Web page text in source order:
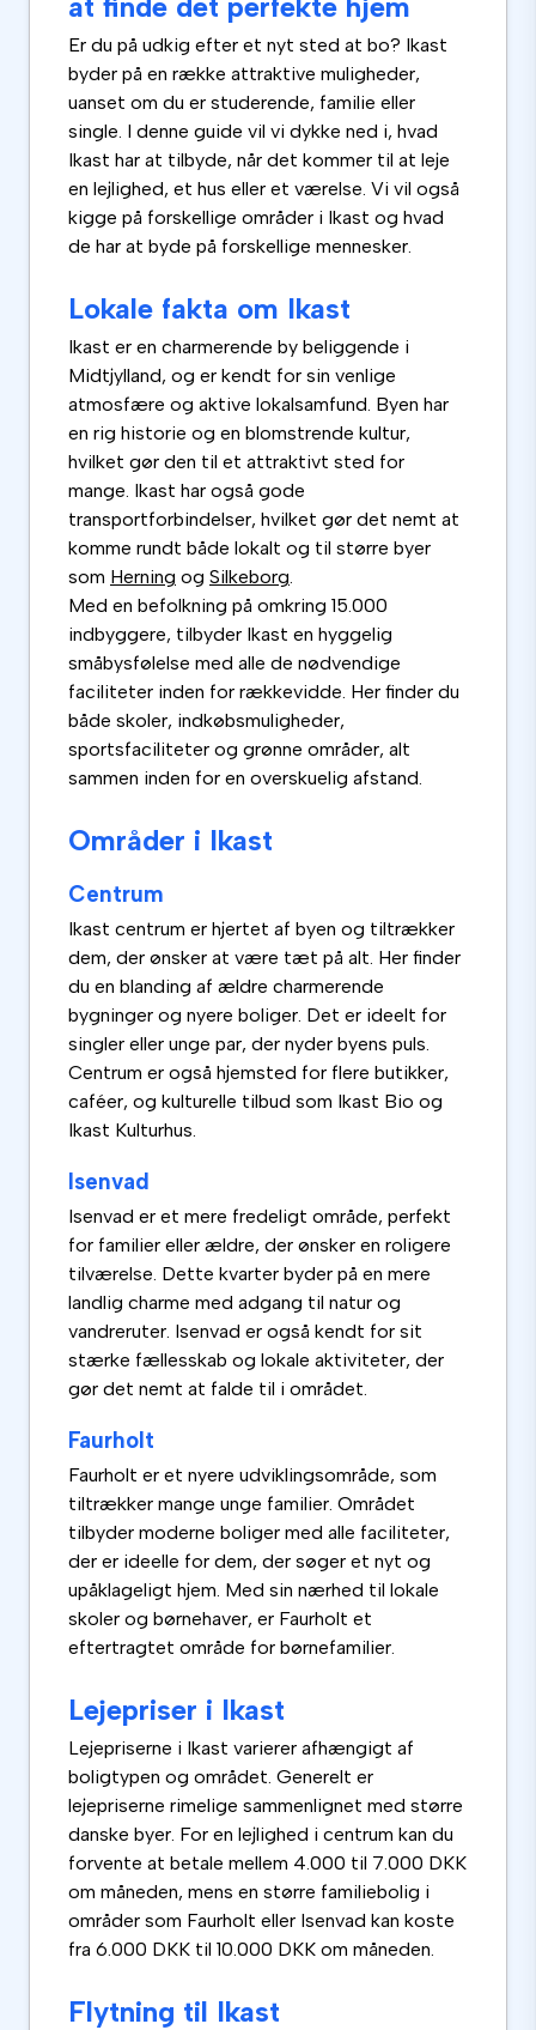
Er du på udkig efter et nyt sted at bo? Ikast
byder på en række attraktive muligheder,
uanset om du er studerende, familie eller
single. I denne guide vil vi dykke ned i, hvad
Ikast har at tilbyde, når det kommer til at leje
en lejlighed, et hus eller et værelse. Vi vil også
kigge på forskellige områder i Ikast og hvad
de har at byde på forskellige mennesker.
Lokale fakta om Ikast
Ikast er en charmerende by beliggende i
Midtjylland, og er kendt for sin venlige
atmosfære og aktive lokalsamfund. Byen har
en rig historie og en blomstrende kultur,
hvilket gør den til et attraktivt sted for
mange. Ikast har også gode
transportforbindelser, hvilket gør det nemt at
komme rundt både lokalt og til større byer
som Herning og Silkeborg
Med en befolkning på omkring 15.000
indbyggere, tilbyder Ikast en hyggelig
småbysfølelse med alle de nødvendige
faciliteter inden for rækkevidde. Her finder du
både skoler, indkøbsmuligheder,
sportsfaciliteter og grønne områder, alt
sammen inden for en overskuelig afstand.
Områder i Ikast
Centrum
Ikast centrum er hjertet af byen og tiltrækker
dem, der ønsker at være tæt på alt. Her finder
du en blanding af ældre charmerende
bygninger og nyere boliger. Det er ideelt for
singler eller unge par, der nyder byens puls.
Centrum er også hjemsted for flere butikker,
caféer, og kulturelle tilbud som Ikast Bio og
Ikast Kulturhus.
Isenvad
Isenvad er et mere fredeligt område, perfekt
for familier eller ældre, der ønsker en roligere
tilværelse. Dette kvarter byder på en mere
landlig charme med adgang til natur og
vandreruter. Isenvad er også kendt for sit
stærke fællesskab og lokale aktiviteter, der
gør det nemt at falde til i området.
Faurholt
Faurholt er et nyere udviklingsområde, som
tiltrækker mange unge familier. Området
tilbyder moderne boliger med alle faciliteter,
der er ideelle for dem, der søger et nyt og
upåklageligt hjem. Med sin nærhed til lokale
skoler og børnehaver, er Faurholt et
eftertragtet område for børnefamilier.
Lejepriser i Ikast
Lejepriserne i Ikast varierer afhængigt af
boligtypen og området. Generelt er
lejepriserne rimelige sammenlignet med større
danske byer. For en lejlighed i centrum kan du
forvente at betale mellem 4.000 til 7.000 DKK
om måneden, mens en større familiebolig i
områder som Faurholt eller Isenvad kan koste
fra 6.000 DKK til 10.000 DKK om måneden.
Flytning til Ikast